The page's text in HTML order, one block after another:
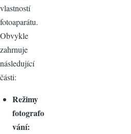
vlastností
fotoaparátu.
Obvykle
zahrnuje
následující
části:
Režimy
fotografo
vání: